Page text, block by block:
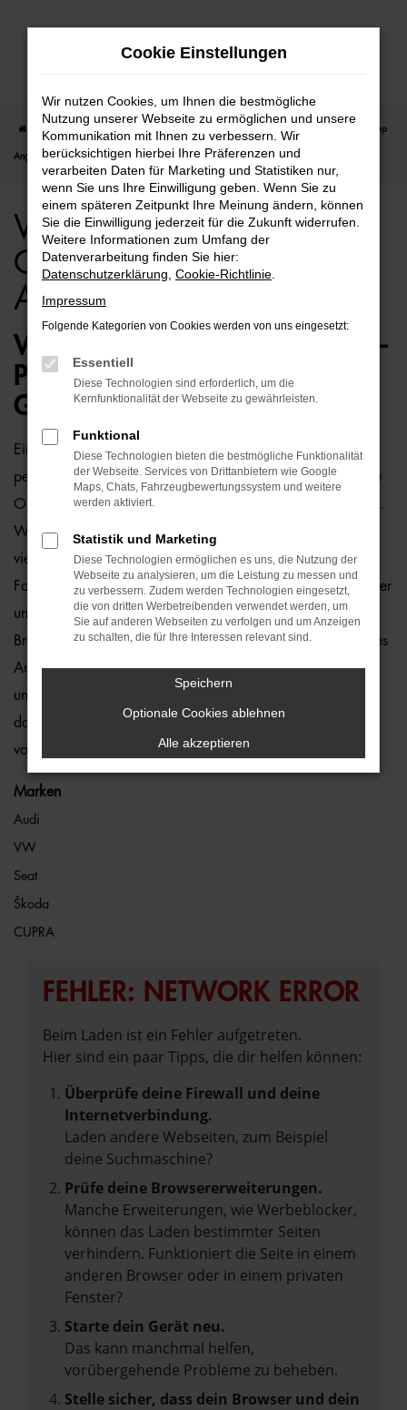
Zum
Startseite Bremen VW VW ID.3 für Bremen Gebrauchtwagen Top
Angebote
VW ID.3 für Bremen
Gebrauchtwagen Top
Angebote
VW ID.3 GEBRAUCHTWAGEN –
PERFEKT FÜR BREMEN
GEEIGNET
Ein VW ID.3 Gebrauchtwagen und Bremen passen einfach
perfekt zusammen. Dies ließe sich natürlich auch für andere
Orte sagen, denn dieses Modell überzeugt auf ganzer Linie.
Wir von der Auto-Familie Ostermaier arbeiten bereits seit
vielen Jahren mit VW und sind von der Qualität der
Fahrzeuge begeistert. Dennoch gehen wir auf Nummer sicher
und schauen bei jedem VW ID.3 Gebrauchtwagen für
Bremen genauestens nach. Konkret bedeutet dies, dass jedes
Auto in unserer Meisterwerkstatt gastiert und dort überprüft
und ggf. repariert und gewartet wird. Unser Credo besteht
darin, dass wir nur erstklassige Fahrzeuge auf die Straßen
von Bremen lassen. Ohne „Wenn und Aber“.
Marken
Audi
VW
Seat
Škoda
CUPRA
FEHLER: NETWORK ERROR
Beim Laden ist ein Fehler aufgetreten.
Hier sind ein paar Tipps, die dir helfen können:
Überprüfe deine Firewall und deine
Internetverbindung.
Laden andere Webseiten, zum Beispiel
deine Suchmaschine?
Prüfe deine Browsererweiterungen.
Manche Erweiterungen, wie Werbeblocker,
können das Laden bestimmter Seiten
verhindern. Funktioniert die Seite in einem
anderen Browser oder in einem privaten
Fenster?
Starte dein Gerät neu.
Das kann manchmal helfen,
vorübergehende Probleme zu beheben.
Stelle sicher, dass dein Browser und dein
Cookie Einstellungen
Wir nutzen Cookies, um Ihnen die bestmögliche
Nutzung unserer Webseite zu ermöglichen und unsere
Kommunikation mit Ihnen zu verbessern. Wir
berücksichtigen hierbei Ihre Präferenzen und
verarbeiten Daten für Marketing und Statistiken nur,
wenn Sie uns Ihre Einwilligung geben. Wenn Sie zu
einem späteren Zeitpunkt Ihre Meinung ändern, können
Sie die Einwilligung jederzeit für die Zukunft widerrufen.
Weitere Informationen zum Umfang der
Datenverarbeitung finden Sie hier:
Datenschutzerklärung Cookie-Richtlinie
Impressum
Folgende Kategorien von Cookies werden von uns eingesetzt:
Essentiell
Diese Technologien sind erforderlich, um die
Kernfunktionalität der Webseite zu gewährleisten.
Funktional
Diese Technologien bieten die bestmögliche Funktionalität
der Webseite. Services von Drittanbietern wie Google
Maps, Chats, Fahrzeugbewertungssystem und weitere
werden aktiviert.
Statistik und Marketing
Diese Technologien ermöglichen es uns, die Nutzung der
Webseite zu analysieren, um die Leistung zu messen und
zu verbessern. Zudem werden Technologien eingesetzt,
die von dritten Werbetreibenden verwendet werden, um
Sie auf anderen Webseiten zu verfolgen und um Anzeigen
zu schalten, die für Ihre Interessen relevant sind.
Speichern
Optionale Cookies ablehnen
Alle akzeptieren